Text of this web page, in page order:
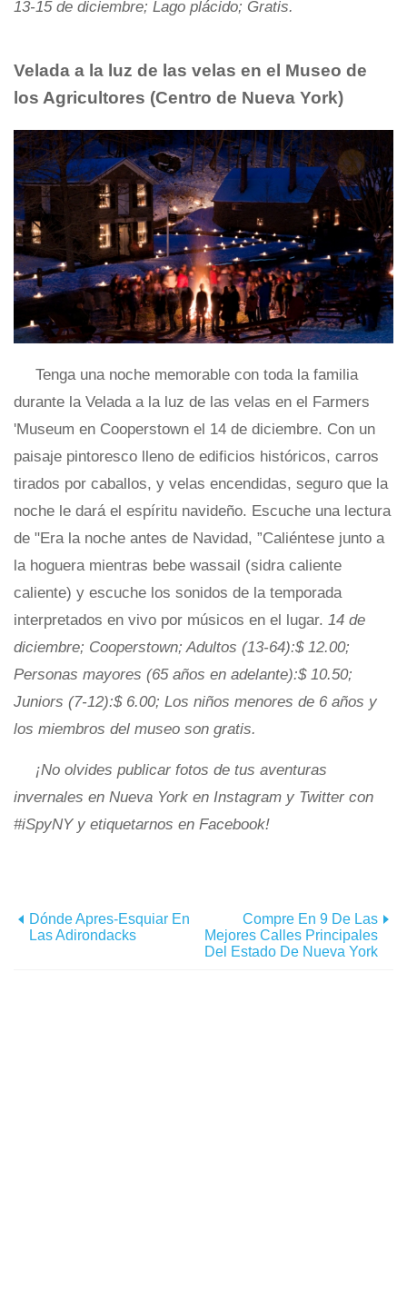
13-15 de diciembre; Lago plácido; Gratis.
Velada a la luz de las velas en el Museo de
los Agricultores (Centro de Nueva York)
Tenga una noche memorable con toda la familia
durante la Velada a la luz de las velas en el Farmers
'Museum en Cooperstown el 14 de diciembre. Con un
paisaje pintoresco lleno de edificios históricos, carros
tirados por caballos, y velas encendidas, seguro que la
noche le dará el espíritu navideño. Escuche una lectura
de "Era la noche antes de Navidad, ”Caliéntese junto a
la hoguera mientras bebe wassail (sidra caliente
caliente) y escuche los sonidos de la temporada
interpretados en vivo por músicos en el lugar. 14 de
diciembre; Cooperstown; Adultos (13-64):$ 12.00;
Personas mayores (65 años en adelante):$ 10.50;
Juniors (7-12):$ 6.00; Los niños menores de 6 años y
los miembros del museo son gratis.
¡No olvides publicar fotos de tus aventuras
invernales en Nueva York en Instagram y Twitter con
#iSpyNY y etiquetarnos en Facebook!
Dónde Apres-Esquiar En
Las Adirondacks
Compre En 9 De Las
Mejores Calles Principales
Del Estado De Nueva York